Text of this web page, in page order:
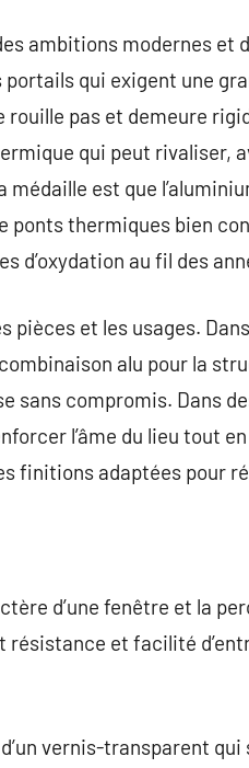
ambitions modernes et
qui exigent une
pas et demeure
qui peut rivaliser,
est que
thermiques bien
d’oxydation au fil des
et les usages. Dans
alu pour la
sans compromis. Dans
l’âme du lieu tout
finitions adaptées pour
d’une fenêtre et la
et facilité
vernis-transparent qui